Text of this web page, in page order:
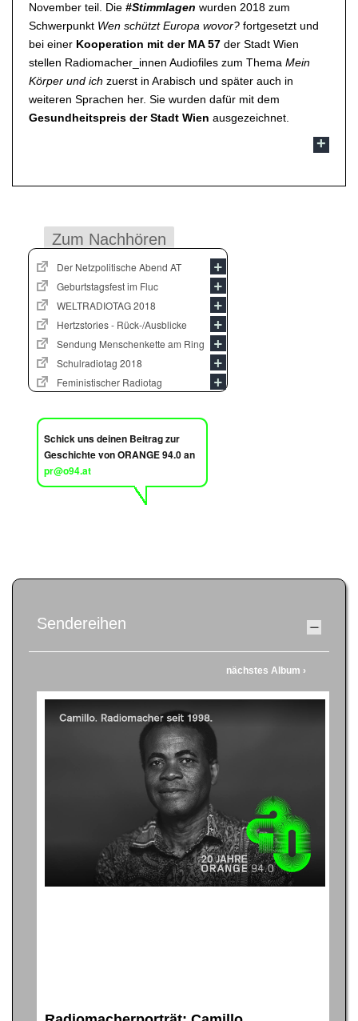
November teil. Die #Stimmlagen wurden 2018 zum
Schwerpunkt Wen schützt Europa wovor? fortgesetzt und
bei einer Kooperation mit der MA 57 der Stadt Wien
stellen Radiomacher_innen Audiofiles zum Thema Mein
Körper und ich zuerst in Arabisch und später auch in
weiteren Sprachen her. Sie wurden dafür mit dem
Gesundheitspreis der Stadt Wien ausgezeichnet.
Zum Nachhören
Der Netzpolitische Abend AT
Geburtstagsfest im Fluc
WELTRADIOTAG 2018
Hertzstories - Rück-/Ausblicke
Sendung Menschenkette am Ring
Schulradiotag 2018
Feministischer Radiotag
Schick uns deinen Beitrag zur
Geschichte von ORANGE 94.0 an
pr@o94.at